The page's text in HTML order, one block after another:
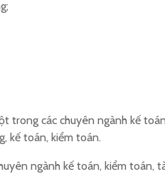
các chuyên ngành kế
kế toán, kiểm toán.
ngành kế toán, kiểm toán,